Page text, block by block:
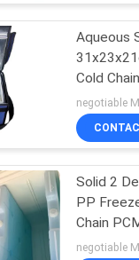
Aqueous
Cold
negotiable
Solid 2
PP
Chain
negotiable